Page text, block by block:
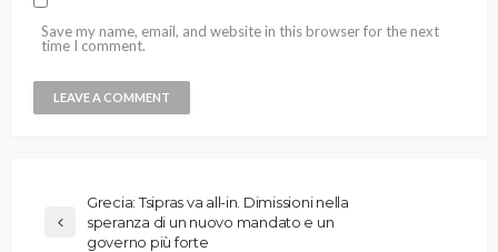
Save my name, email, and website in this browser for the next
time I comment.
Grecia: Tsipras va all-in. Dimissioni nella
speranza di un nuovo mandato e un
governo più forte